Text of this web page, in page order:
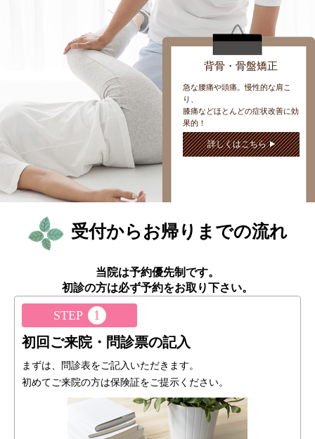
背骨・骨盤矯正
急な腰痛や頭痛。慢性的な肩こ
り、
膝痛などほとんどの症状改善に効
果的！
詳しくはこちら
受付からお帰りまでの流れ
当院は予約優先制です。
初診の方は必ず予約をお取り下さい。
STEP 1
初回ご来院・問診票の記入
まずは、問診表をご記入いただきます。
初めてご来院の方は保険証をご提示ください。